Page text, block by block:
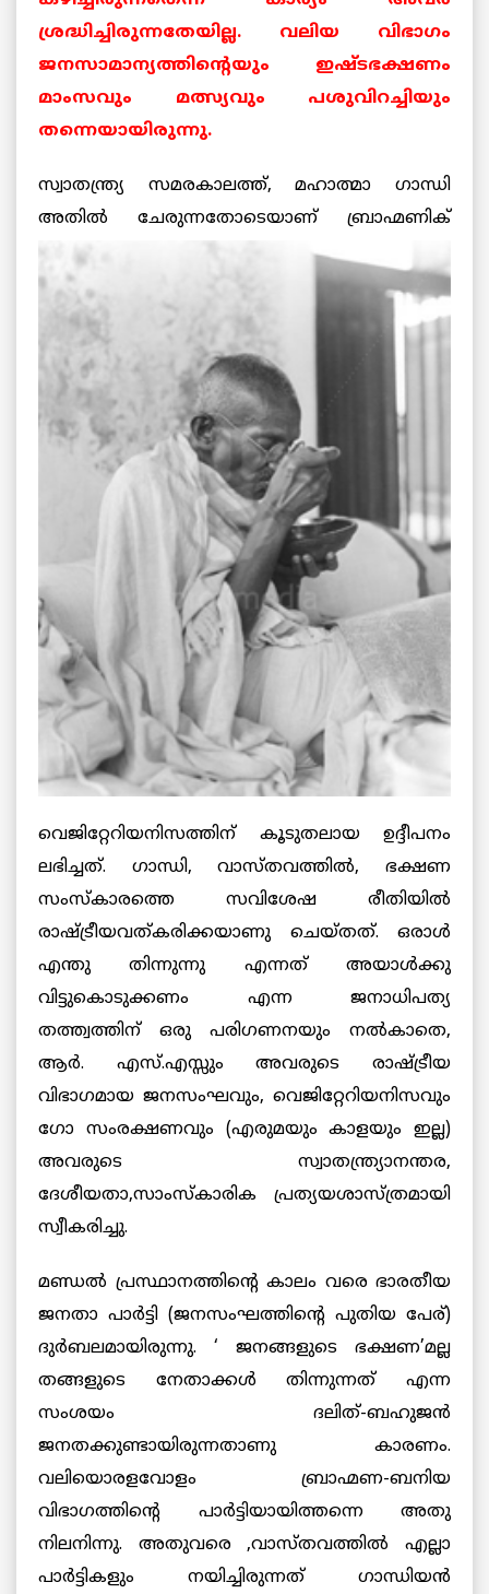
ശ്രദ്ധിച്ചിരുന്നതേയില്ല. വലിയ വിഭാഗം
ജനസാമാന്യത്തിന്റെയും ഇഷ്ടഭക്ഷണം
മാംസവും മത്സ്യവും പശുവിറച്ചിയും
തന്നെയായിരുന്നു.
സ്വാതന്ത്ര്യ സമരകാലത്ത്, മഹാത്മാ ഗാന്ധി
അതില്‍ ചേരുന്നതോടെയാണ് ബ്രാഹ്മണിക്
വെജിറ്റേറിയനിസത്തിന് കൂടുതലായ ഉദ്ദീപനം
ലഭിച്ചത്. ഗാന്ധി, വാസ്തവത്തില്‍, ഭക്ഷണ
സംസ്കാരത്തെ സവിശേഷ രീതിയില്‍
രാഷ്ട്രീയവത്കരിക്കയാണു ചെയ്തത്. ഒരാള്‍
എന്തു തിന്നുന്നു എന്നത് അയാള്‍ക്കു
വിട്ടുകൊടുക്കണം എന്ന ജനാധിപത്യ
തത്ത്വത്തിന് ഒരു പരിഗണനയും നല്‍കാതെ,
ആര്‍. എസ്.എസ്സും അവരുടെ രാഷ്ട്രീയ
വിഭാഗമായ ജനസംഘവും, വെജിറ്റേറിയനിസവും
ഗോ സംരക്ഷണവും (എരുമയും കാളയും ഇല്ല)
അവരുടെ സ്വാതന്ത്ര്യാനന്തര,
ദേശീയതാ,സാംസ്കാരിക പ്രത്യയശാസ്ത്രമായി
സ്വീകരിച്ചു.
മണ്ഡല്‍ പ്രസ്ഥാനത്തിന്റെ കാലം വരെ ഭാരതീയ
ജനതാ പാര്‍ട്ടി (ജനസംഘത്തിന്റെ പുതിയ പേര്)
ദുര്‍ബലമായിരുന്നു. ‘ ജനങ്ങളുടെ ഭക്ഷണ’മല്ല
തങ്ങളുടെ നേതാക്കള്‍ തിന്നുന്നത് എന്ന
സംശയം ദലിത്-ബഹുജന്‍
ജനതക്കുണ്ടായിരുന്നതാണു കാരണം.
വലിയൊരളവോളം ബ്രാഹ്മണ-ബനിയ
വിഭാഗത്തിന്റെ പാര്‍ട്ടിയായിത്തന്നെ അതു
നിലനിന്നു. അതുവരെ ,വാസ്തവത്തില്‍ എല്ലാ
പാര്‍ട്ടികളും നയിച്ചിരുന്നത് ഗാന്ധിയന്‍